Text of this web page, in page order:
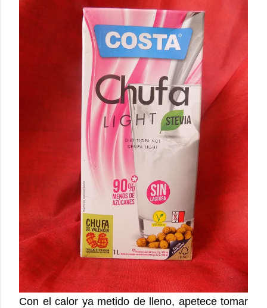
Con el calor ya metido de lleno, apetece tomar